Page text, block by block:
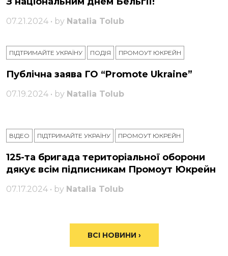
07.21.2024 • by Natalia Tolub
ПІДТРИМАЙТЕ УКРАЇНУ ПОДІЯ ПРОМОУТ ЮКРЕЙН
Публічна заява ГО “Promote Ukraine”
07.19.2024 • by Natalia Tolub
ВІДЕО ПІДТРИМАЙТЕ УКРАЇНУ ПРОМОУТ ЮКРЕЙН
125-та бригада територіальної оборони
дякує всім підписникам Промоут Юкрейн
07.17.2024 • by Natalia Tolub
ВСІ НОВИНИ ›